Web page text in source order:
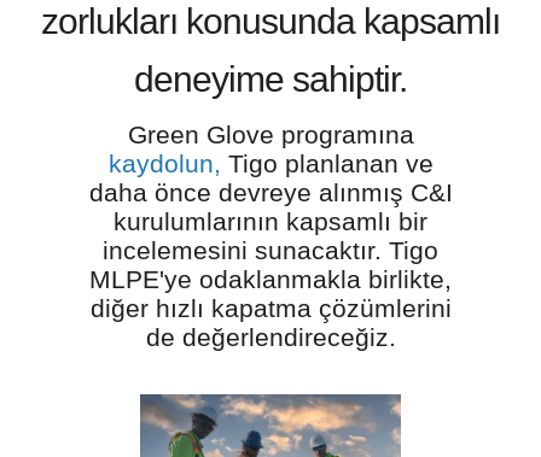
zorlukları konusunda kapsamlı
deneyime sahiptir.
Green Glove programına
kaydolun, Tigo planlanan ve
daha önce devreye alınmış C&I
kurulumlarının kapsamlı bir
incelemesini sunacaktır. Tigo
MLPE'ye odaklanmakla birlikte,
diğer hızlı kapatma çözümlerini
de değerlendireceğiz.